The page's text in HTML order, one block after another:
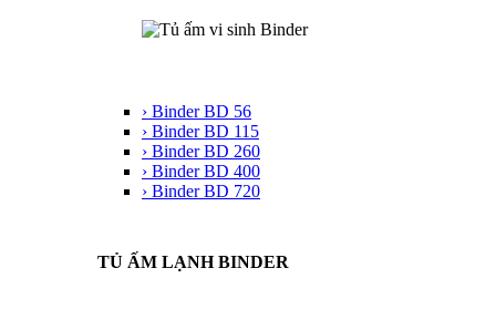
› Binder BD 56
› Binder BD 115
› Binder BD 260
› Binder BD 400
› Binder BD 720
TỦ ẤM LẠNH BINDER